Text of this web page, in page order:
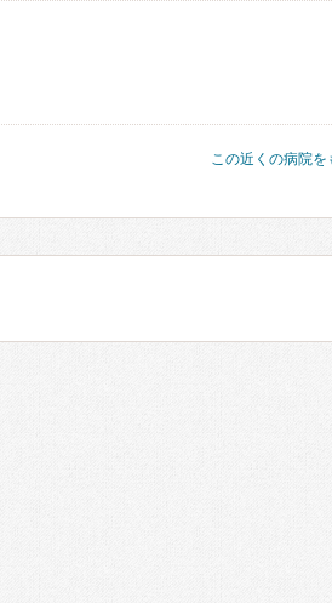
この近くの病院を